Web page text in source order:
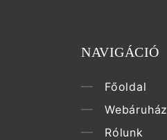
NAVIGÁCIÓ
Főoldal
Webáruház
Rólunk